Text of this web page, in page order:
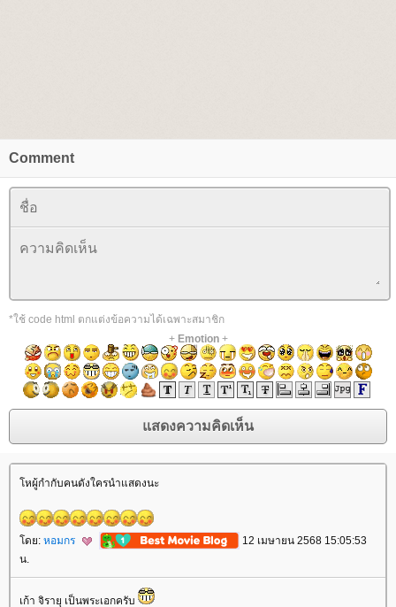
Comment
*ใช้ code html ตกแต่งข้อความได้เฉพาะสมาชิก
+ Emotion+
หผู้กำกับคนดังใครนำแสดงนะ
ดย: หอมกร
12 เมษายน 2568 15:05:53
น.
เก้า จิรายุ เป็นพระเอกครับ